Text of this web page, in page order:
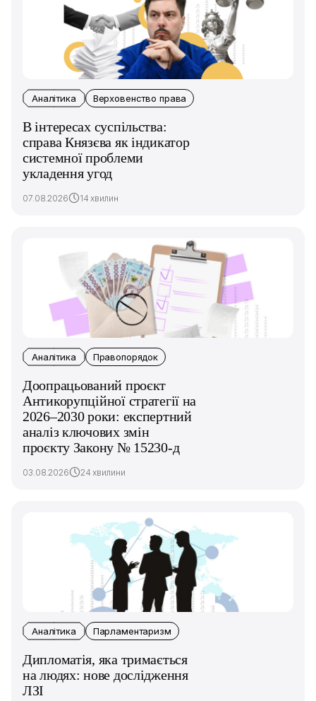
Аналітика Верховенство права
В інтересах суспільства:
справа Князєва як індикатор
системної проблеми
укладення угод
07.08.2026 14 хвилин
Аналітика Правопорядок
Доопрацьований проєкт
Антикорупційної стратегії на
2026–2030 роки: експертний
аналіз ключових змін
проєкту Закону № 15230-д
03.08.2026 24 хвилини
Аналітика Парламентаризм
Дипломатія, яка тримається
на людях: нове дослідження
ЛЗІ